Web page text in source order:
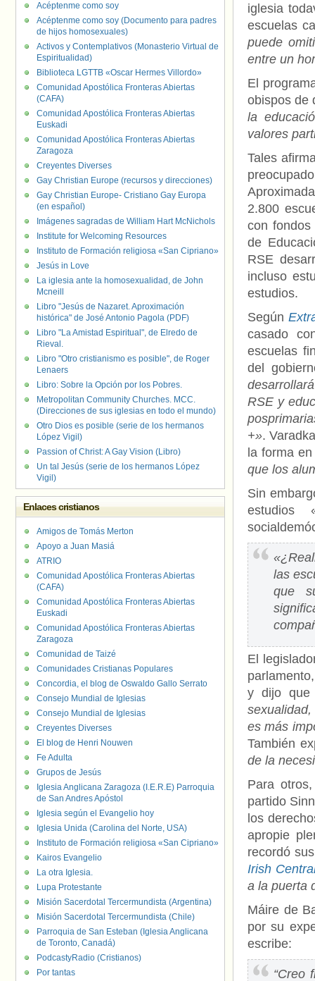
iglesia
escuelas
puede
entre un
El
obispos de
la
valores
Tales
2.800
con
de
RSE
incluso
estudios.
Según
casado
escuelas
del
RSE y
+».
la forma
que los
Sin
estudios
las
que
El
y dijo
es más
También
de la
Para
partido
los
apropie
recordó
Irish
a la puerta
Máire de
por su
escribe:
“Creo
Acéptenme como soy
Acéptenme como soy (Documento para padres
de hijos homosexuales)
Activos y Contemplativos (Monasterio Virtual de
Espiritualidad)
Biblioteca LGTTB «Oscar Hermes Villordo»
Comunidad Apostólica Fronteras Abiertas
(CAFA)
Comunidad Apostólica Fronteras Abiertas
Euskadi
Comunidad Apostólica Fronteras Abiertas
Zaragoza
Creyentes Diverses
Gay Christian Europe (recursos y direcciones)
Gay Christian Europe- Cristiano Gay Europa
(en español)
Imágenes sagradas de William Hart McNichols
Institute for Welcoming Resources
Instituto de Formación religiosa «San Cipriano»
Jesús in Love
La iglesia ante la homosexualidad, de John
Mcneill
Libro "Jesús de Nazaret. Aproximación
histórica" de José Antonio Pagola (PDF)
Libro "La Amistad Espiritual", de Elredo de
Rieval.
Libro "Otro cristianismo es posible", de Roger
Lenaers
Libro: Sobre la Opción por los Pobres.
Metropolitan Community Churches. MCC.
(Direcciones de sus iglesias en todo el mundo)
Otro Dios es posible (serie de los hermanos
López Vigil)
Passion of Christ: A Gay Vision (Libro)
Un tal Jesús (serie de los hermanos López
Vigil)
Enlaces cristianos
Amigos de Tomás Merton
Apoyo a Juan Masiá
ATRIO
Comunidad Apostólica Fronteras Abiertas
(CAFA)
Comunidad Apostólica Fronteras Abiertas
Euskadi
Comunidad Apostólica Fronteras Abiertas
Zaragoza
Comunidad de Taizé
Comunidades Cristianas Populares
Concordia, el blog de Oswaldo Gallo Serrato
Consejo Mundial de Iglesias
Consejo Mundial de Iglesias
Creyentes Diverses
El blog de Henri Nouwen
Fe Adulta
Grupos de Jesús
Iglesia Anglicana Zaragoza (I.E.R.E) Parroquia
de San Andres Apóstol
Iglesia según el Evangelio hoy
Iglesia Unida (Carolina del Norte, USA)
Instituto de Formación religiosa «San Cipriano»
Kairos Evangelio
La otra Iglesia.
Lupa Protestante
Misión Sacerdotal Tercermundista (Argentina)
Misión Sacerdotal Tercermundista (Chile)
Parroquia de San Esteban (Iglesia Anglicana
de Toronto, Canadá)
PodcastyRadio (Cristianos)
Por tantas